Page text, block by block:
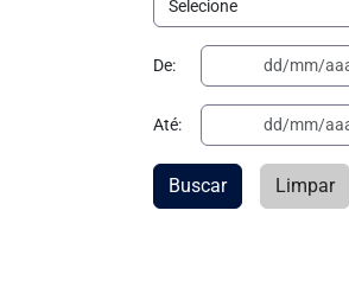
De:
Até:
Buscar Limpar